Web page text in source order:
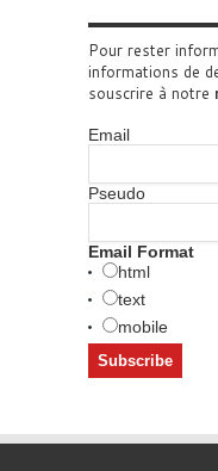
Pour rester
informations de
souscrire à notre
Email
Pseudo
Email Format
html
text
mobile